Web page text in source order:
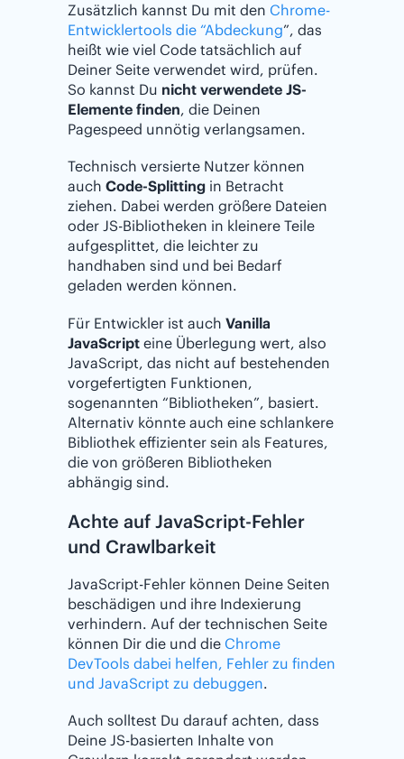
Zusätzlich kannst Du mit den Chrome-
Entwicklertools die “Abdeckung”, das
heißt wie viel Code tatsächlich auf
Deiner Seite verwendet wird, prüfen.
So kannst Du nicht verwendete JS-
Elemente finden, die Deinen
Pagespeed unnötig verlangsamen.
Technisch versierte Nutzer können
auch Code-Splitting in Betracht
ziehen. Dabei werden größere Dateien
oder JS-Bibliotheken in kleinere Teile
aufgesplittet, die leichter zu
handhaben sind und bei Bedarf
geladen werden können.
Für Entwickler ist auch Vanilla
JavaScript eine Überlegung wert, also
JavaScript, das nicht auf bestehenden
vorgefertigten Funktionen,
sogenannten “Bibliotheken”, basiert.
Alternativ könnte auch eine schlankere
Bibliothek effizienter sein als Features,
die von größeren Bibliotheken
abhängig sind.
Achte auf JavaScript-Fehler
und Crawlbarkeit
JavaScript-Fehler können Deine Seiten
beschädigen und ihre Indexierung
verhindern. Auf der technischen Seite
können Dir die und die Chrome
DevTools dabei helfen, Fehler zu finden
und JavaScript zu debuggen.
Auch solltest Du darauf achten, dass
Deine JS-basierten Inhalte von